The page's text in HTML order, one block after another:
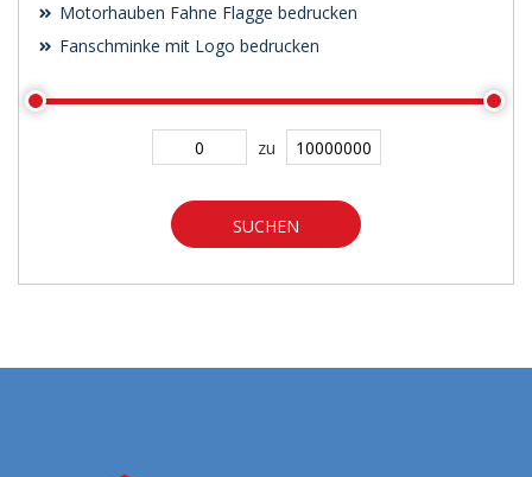
Motorhauben Fahne Flagge bedrucken
Fanschminke mit Logo bedrucken
zu
SUCHEN